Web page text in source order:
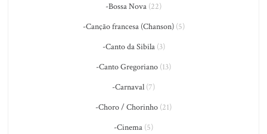
-Bossa Nova (22)
-Canção francesa (Chanson)(5)
-Canto da Sibila(3)
-Canto Gregoriano (13)
-Carnaval (7)
-Choro / Chorinho (21)
-Cinema (5)